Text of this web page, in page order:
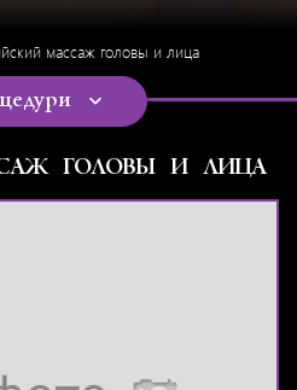
массаж головы и лица
ГОЛОВЫ И ЛИЦА